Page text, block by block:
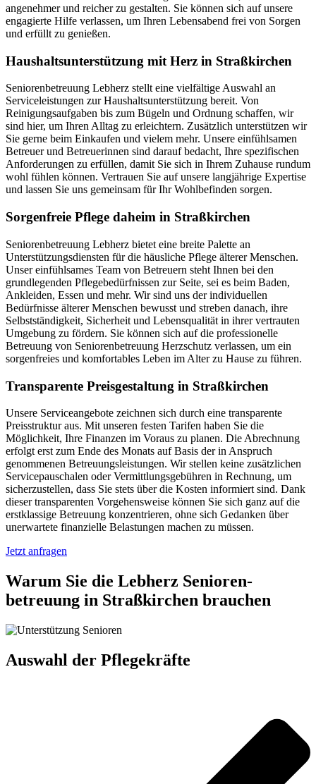
angenehmer und reicher zu gestalten. Sie können sich auf unsere
engagierte Hilfe verlassen, um Ihren Lebensabend frei von Sorgen
und erfüllt zu genießen.
Haushalts­unterstützung mit Herz in Straßkirchen
Seniorenbetreuung Lebherz stellt eine vielfältige Auswahl an
Serviceleistungen zur Haushaltsunterstützung bereit. Von
Reinigungsaufgaben bis zum Bügeln und Ordnung schaffen, wir
sind hier, um Ihren Alltag zu erleichtern. Zusätzlich unterstützen wir
Sie gerne beim Einkaufen und vielem mehr. Unsere einfühlsamen
Betreuer und Betreuerinnen sind darauf bedacht, Ihre spezifischen
Anforderungen zu erfüllen, damit Sie sich in Ihrem Zuhause rundum
wohl fühlen können. Vertrauen Sie auf unsere langjährige Expertise
und lassen Sie uns gemeinsam für Ihr Wohlbefinden sorgen.
Sorgenfreie Pflege daheim in Straßkirchen
Seniorenbetreuung Lebherz bietet eine breite Palette an
Unterstützungsdiensten für die häusliche Pflege älterer Menschen.
Unser einfühlsames Team von Betreuern steht Ihnen bei den
grundlegenden Pflegebedürfnissen zur Seite, sei es beim Baden,
Ankleiden, Essen und mehr. Wir sind uns der individuellen
Bedürfnisse älterer Menschen bewusst und streben danach, ihre
Selbstständigkeit, Sicherheit und Lebensqualität in ihrer vertrauten
Umgebung zu fördern. Sie können sich auf die professionelle
Betreuung von Seniorenbetreuung Herzschutz verlassen, um ein
sorgenfreies und komfortables Leben im Alter zu Hause zu führen.
Transparente Preisgestaltung in Straßkirchen
Unsere Serviceangebote zeichnen sich durch eine transparente
Preisstruktur aus. Mit unseren festen Tarifen haben Sie die
Möglichkeit, Ihre Finanzen im Voraus zu planen. Die Abrechnung
erfolgt erst zum Ende des Monats auf Basis der in Anspruch
genommenen Betreuungsleistungen. Wir stellen keine zusätzlichen
Servicepauschalen oder Vermittlungsgebühren in Rechnung, um
sicherzustellen, dass Sie stets über die Kosten informiert sind. Dank
dieser transparenten Vorgehensweise können Sie sich ganz auf die
erstklassige Betreuung konzentrieren, ohne sich Gedanken über
unerwartete finanzielle Belastungen machen zu müssen.
Jetzt anfragen
Warum Sie die Lebherz Senioren­
betreuung in Straßkirchen brauchen
Auswahl der Pflegekräfte